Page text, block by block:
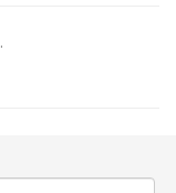
.